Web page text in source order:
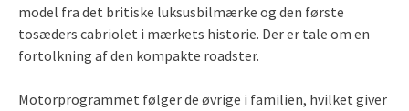
model fra det britiske luksusbilmærke og den første
tosæders cabriolet i mærkets historie. Der er tale om en
fortolkning af den kompakte roadster.
Motorprogrammet følger de øvrige i familien, hvilket giver